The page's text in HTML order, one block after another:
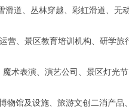
道、丛林穿越、彩虹滑道、无
营、景区教育培训机构、研学旅
术表演、演艺公司、景区灯光
物馆及设施、旅游文创二消产品